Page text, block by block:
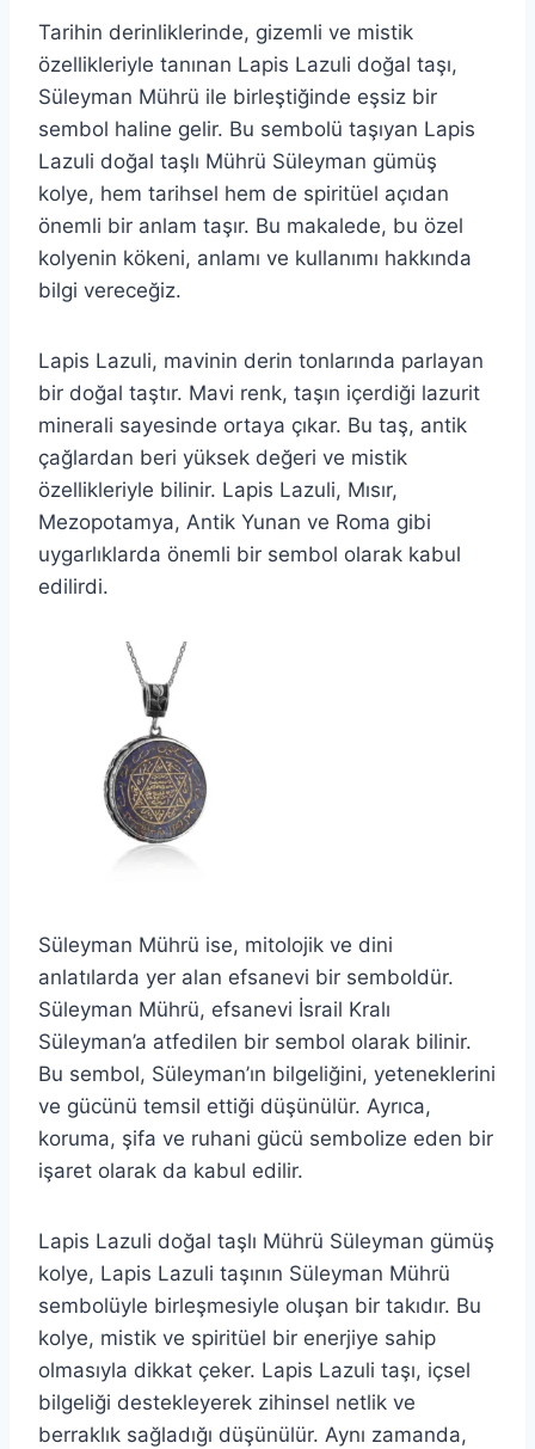
Tarihin derinliklerinde, gizemli ve mistik
özellikleriyle tanınan Lapis Lazuli doğal taşı,
Süleyman Mührü ile birleştiğinde eşsiz bir
sembol haline gelir. Bu sembolü taşıyan Lapis
Lazuli doğal taşlı Mührü Süleyman gümüş
kolye, hem tarihsel hem de spiritüel açıdan
önemli bir anlam taşır. Bu makalede, bu özel
kolyenin kökeni, anlamı ve kullanımı hakkında
bilgi vereceğiz.
Lapis Lazuli, mavinin derin tonlarında parlayan
bir doğal taştır. Mavi renk, taşın içerdiği lazurit
minerali sayesinde ortaya çıkar. Bu taş, antik
çağlardan beri yüksek değeri ve mistik
özellikleriyle bilinir. Lapis Lazuli, Mısır,
Mezopotamya, Antik Yunan ve Roma gibi
uygarlıklarda önemli bir sembol olarak kabul
edilirdi.
Süleyman Mührü ise, mitolojik ve dini
anlatılarda yer alan efsanevi bir semboldür.
Süleyman Mührü, efsanevi İsrail Kralı
Süleyman’a atfedilen bir sembol olarak bilinir.
Bu sembol, Süleyman’ın bilgeliğini, yeteneklerini
ve gücünü temsil ettiği düşünülür. Ayrıca,
koruma, şifa ve ruhani gücü sembolize eden bir
işaret olarak da kabul edilir.
Lapis Lazuli doğal taşlı Mührü Süleyman gümüş
kolye, Lapis Lazuli taşının Süleyman Mührü
sembolüyle birleşmesiyle oluşan bir takıdır. Bu
kolye, mistik ve spiritüel bir enerjiye sahip
olmasıyla dikkat çeker. Lapis Lazuli taşı, içsel
bilgeliği destekleyerek zihinsel netlik ve
berraklık sağladığı düşünülür. Aynı zamanda,